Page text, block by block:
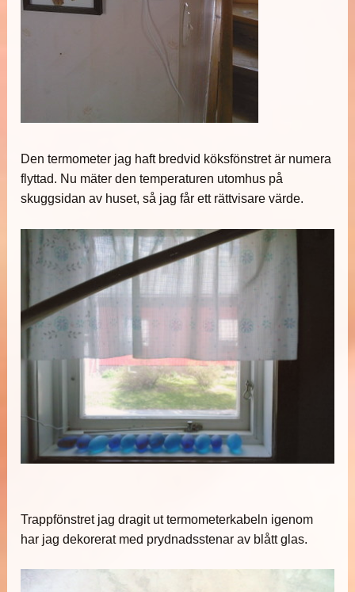
Den termometer jag haft bredvid köksfönstret är numera
flyttad. Nu mäter den temperaturen utomhus på
skuggsidan av huset, så jag får ett rättvisare värde.
Trappfönstret jag dragit ut termometerkabeln igenom
har jag dekorerat med prydnadsstenar av blått glas.